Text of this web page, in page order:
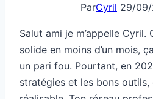
ParCyril 29/
Salut ami je m’appelle Cyril.
solide en moins d’un mois,
un pari fou. Pourtant, en
stratégies et les bons outils,